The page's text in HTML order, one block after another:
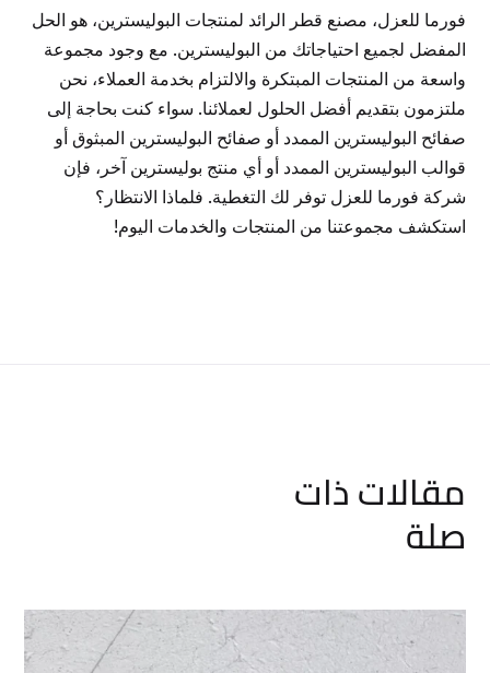
فورما للعزل، مصنع قطر الرائد لمنتجات البوليسترين، هو الحل
المفضل لجميع احتياجاتك من البوليسترين. مع وجود مجموعة
واسعة من المنتجات المبتكرة والالتزام بخدمة العملاء، نحن
ملتزمون بتقديم أفضل الحلول لعملائنا. سواء كنت بحاجة إلى
صفائح البوليسترين الممدد أو صفائح البوليسترين المبثوق أو
قوالب البوليسترين الممدد أو أي منتج بوليسترين آخر، فإن
شركة فورما للعزل توفر لك التغطية. فلماذا الانتظار؟
استكشف مجموعتنا من المنتجات والخدمات اليوم!
مقالات ذات
صلة